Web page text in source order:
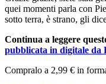
quei momenti parla con
sotto terra, è strano, gli
Continua a leggere
pubblicata in digitale da
Compralo a 2,99 € in